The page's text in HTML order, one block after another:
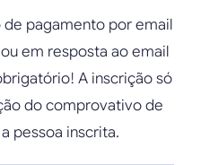
pagamento por email
em resposta ao email
A inscrição só
do comprovativo de
pessoa inscrita.